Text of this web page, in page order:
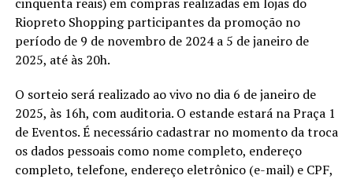
Riopreto Shopping participantes da promoção no
período de 9 de novembro de 2024 a 5 de janeiro de
2025, até às 20h.
O sorteio será realizado ao vivo no dia 6 de janeiro de
2025, às 16h, com auditoria. O estande estará na Praça 1
de Eventos. É necessário cadastrar no momento da troca
os dados pessoais como nome completo, endereço
completo, telefone, endereço eletrônico (e-mail) e CPF,